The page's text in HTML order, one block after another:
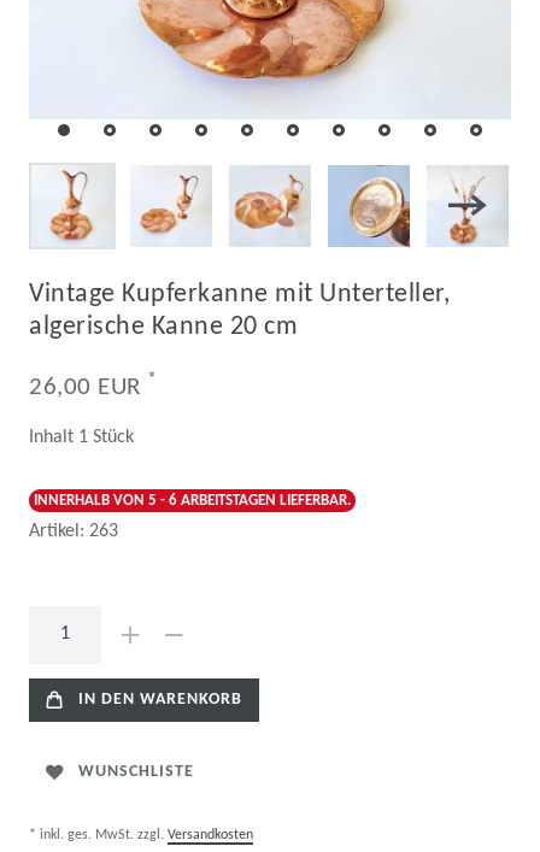
Vintage Kupferkanne mit Unterteller,
algerische Kanne 20 cm
26,00 EUR *
Inhalt 1 Stück
INNERHALB VON 5 - 6 ARBEITSTAGEN LIEFERBAR.
Artikel: 263
IN DEN WARENKORB
WUNSCHLISTE
* inkl. ges. MwSt. zzgl. Versandkosten